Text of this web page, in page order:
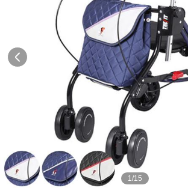
1 /15